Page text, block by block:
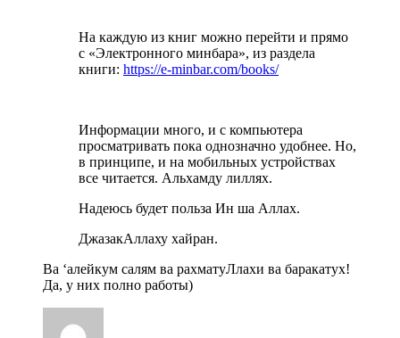
На каждую из книг можно перейти и прямо
с «Электронного минбара», из раздела
книги: https://e-minbar.com/books/
Информации много, и с компьютера
просматривать пока однозначно удобнее. Но,
в принципе, и на мобильных устройствах
все читается. Альхамду лиллях.
Надеюсь будет польза Ин ша Аллах.
ДжазакАллаху хайран.
Ва ‘алейкум салям ва рахматуЛлахи ва баракатух!
Да, у них полно работы)